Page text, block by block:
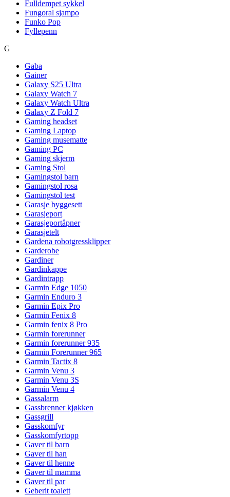
Fulldempet sykkel
Fungoral sjampo
Funko Pop
Fyllepenn
G
Gaba
Gainer
Galaxy S25 Ultra
Galaxy Watch 7
Galaxy Watch Ultra
Galaxy Z Fold 7
Gaming headset
Gaming Laptop
Gaming musematte
Gaming PC
Gaming skjerm
Gaming Stol
Gamingstol barn
Gamingstol rosa
Gamingstol test
Garasje byggesett
Garasjeport
Garasjeportåpner
Garasjetelt
Gardena robotgressklipper
Garderobe
Gardiner
Gardinkappe
Gardintrapp
Garmin Edge 1050
Garmin Enduro 3
Garmin Epix Pro
Garmin Fenix 8
Garmin fenix 8 Pro
Garmin forerunner
Garmin forerunner 935
Garmin Forerunner 965
Garmin Tactix 8
Garmin Venu 3
Garmin Venu 3S
Garmin Venu 4
Gassalarm
Gassbrenner kjøkken
Gassgrill
Gasskomfyr
Gasskomfyrtopp
Gaver til barn
Gaver til han
Gaver til henne
Gaver til mamma
Gaver til par
Geberit toalett